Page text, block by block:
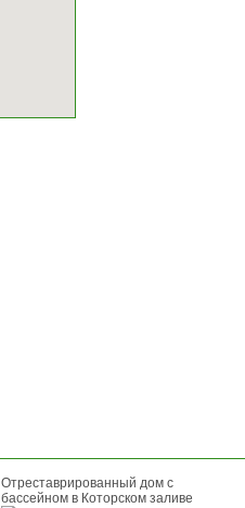
Отреставрированный дом с
бассейном в Которском заливе